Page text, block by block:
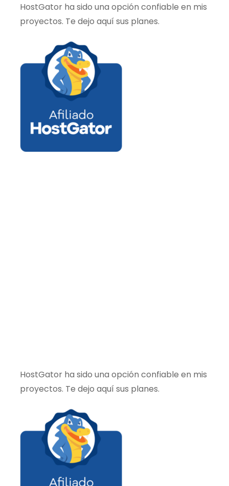
HostGator ha sido una opción confiable en mis
proyectos. Te dejo aquí sus planes.
HostGator ha sido una opción confiable en mis
proyectos. Te dejo aquí sus planes.